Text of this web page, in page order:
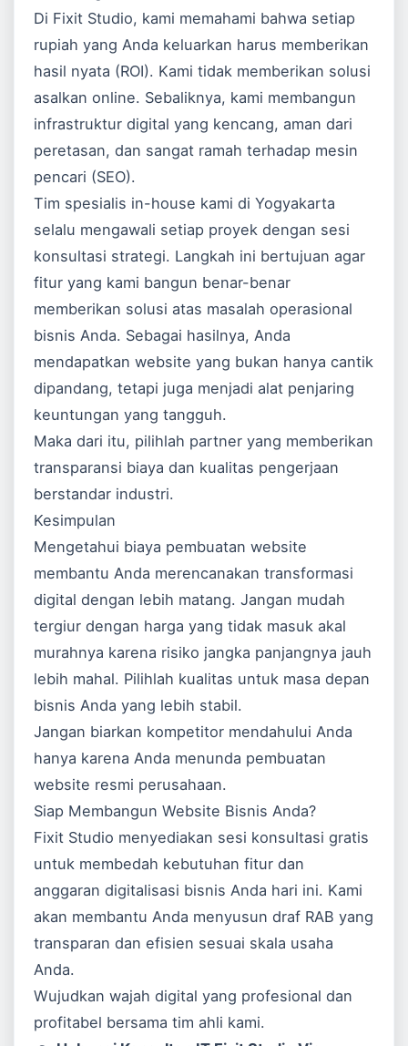
Di Fixit Studio, kami memahami bahwa setiap
rupiah yang Anda keluarkan harus memberikan
hasil nyata (ROI). Kami tidak memberikan solusi
asalkan online. Sebaliknya, kami membangun
infrastruktur digital yang kencang, aman dari
peretasan, dan sangat ramah terhadap mesin
pencari (SEO).
Tim spesialis in-house kami di Yogyakarta
selalu mengawali setiap proyek dengan sesi
konsultasi strategi. Langkah ini bertujuan agar
fitur yang kami bangun benar-benar
memberikan solusi atas masalah operasional
bisnis Anda. Sebagai hasilnya, Anda
mendapatkan website yang bukan hanya cantik
dipandang, tetapi juga menjadi alat penjaring
keuntungan yang tangguh.
Maka dari itu, pilihlah partner yang memberikan
transparansi biaya dan kualitas pengerjaan
berstandar industri.
Kesimpulan
Mengetahui biaya pembuatan website
membantu Anda merencanakan transformasi
digital dengan lebih matang. Jangan mudah
tergiur dengan harga yang tidak masuk akal
murahnya karena risiko jangka panjangnya jauh
lebih mahal. Pilihlah kualitas untuk masa depan
bisnis Anda yang lebih stabil.
Jangan biarkan kompetitor mendahului Anda
hanya karena Anda menunda pembuatan
website resmi perusahaan.
Siap Membangun Website Bisnis Anda?
Fixit Studio menyediakan sesi konsultasi gratis
untuk membedah kebutuhan fitur dan
anggaran digitalisasi bisnis Anda hari ini. Kami
akan membantu Anda menyusun draf RAB yang
transparan dan efisien sesuai skala usaha
Anda.
Wujudkan wajah digital yang profesional dan
profitabel bersama tim ahli kami.